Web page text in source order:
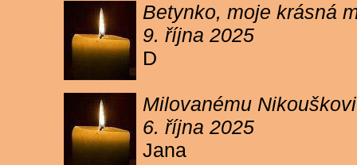
Betynko, moje krásná
9. října 2025
D
Milovanému
6. října 2025
Jana